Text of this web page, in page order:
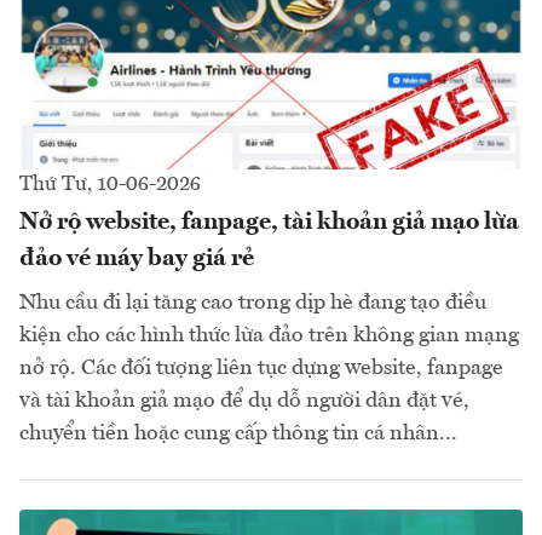
Thứ Tư, 10-06-2026
Nở rộ website, fanpage, tài khoản giả mạo lừa
đảo vé máy bay giá rẻ
Nhu cầu đi lại tăng cao trong dịp hè đang tạo điều
kiện cho các hình thức lừa đảo trên không gian mạng
nở rộ. Các đối tượng liên tục dựng website, fanpage
và tài khoản giả mạo để dụ dỗ người dân đặt vé,
chuyển tiền hoặc cung cấp thông tin cá nhân...